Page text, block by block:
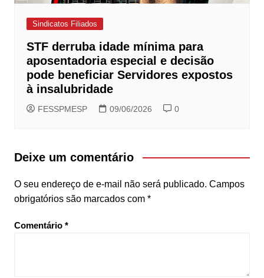
Sindicatos Filiados
STF derruba idade mínima para
aposentadoria especial e decisão
pode beneficiar Servidores expostos
à insalubridade
FESSPMESP 09/06/2026 0
Deixe um comentário
O seu endereço de e-mail não será publicado. Campos
obrigatórios são marcados com *
Comentário *